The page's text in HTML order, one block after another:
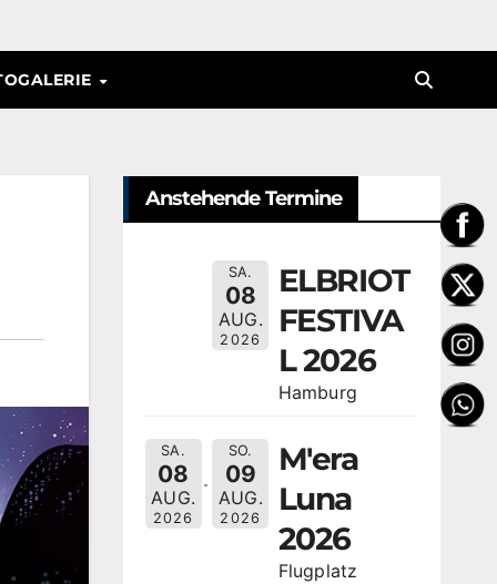
Anstehende Termine
SA.
08
AUG.
2026
ELBRIOT
FESTIVA
L 2026
Hamburg
SA.
08
AUG.
2026
SO.
09
AUG.
2026
M'era
Luna
2026
Flugplatz